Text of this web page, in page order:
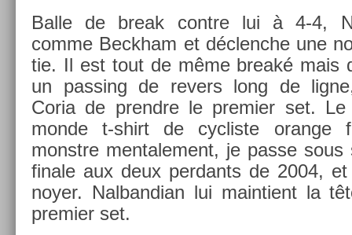
Balle de break con­tre lui à 4-4,
comme Be­ckham et déclenche une
tie. Il est tout de même breaké mais
un pass­ing de re­v­ers long de
Coria de pre­ndre le pre­mi­er set.
monde t-shirt de cyc­liste oran­ge
monstre men­tale­ment, je passe sous
fin­ale aux deux per­dants de 2004,
noyer. Nal­bandian lui main­tient la
pre­mi­er set.